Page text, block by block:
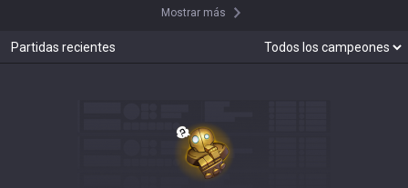
Mostrar más
Partidas recientes